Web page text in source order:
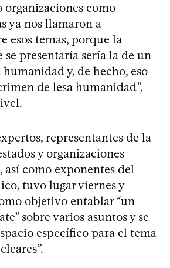
organizaciones como
ya nos llamaron a
esos temas, porque la
se presentaría sería la de un
humanidad y, de hecho, eso
de lesa humanidad”,
representantes de la
y organizaciones
así como exponentes del
tuvo lugar viernes y
objetivo entablar “un
sobre varios asuntos y se
específico para el tema